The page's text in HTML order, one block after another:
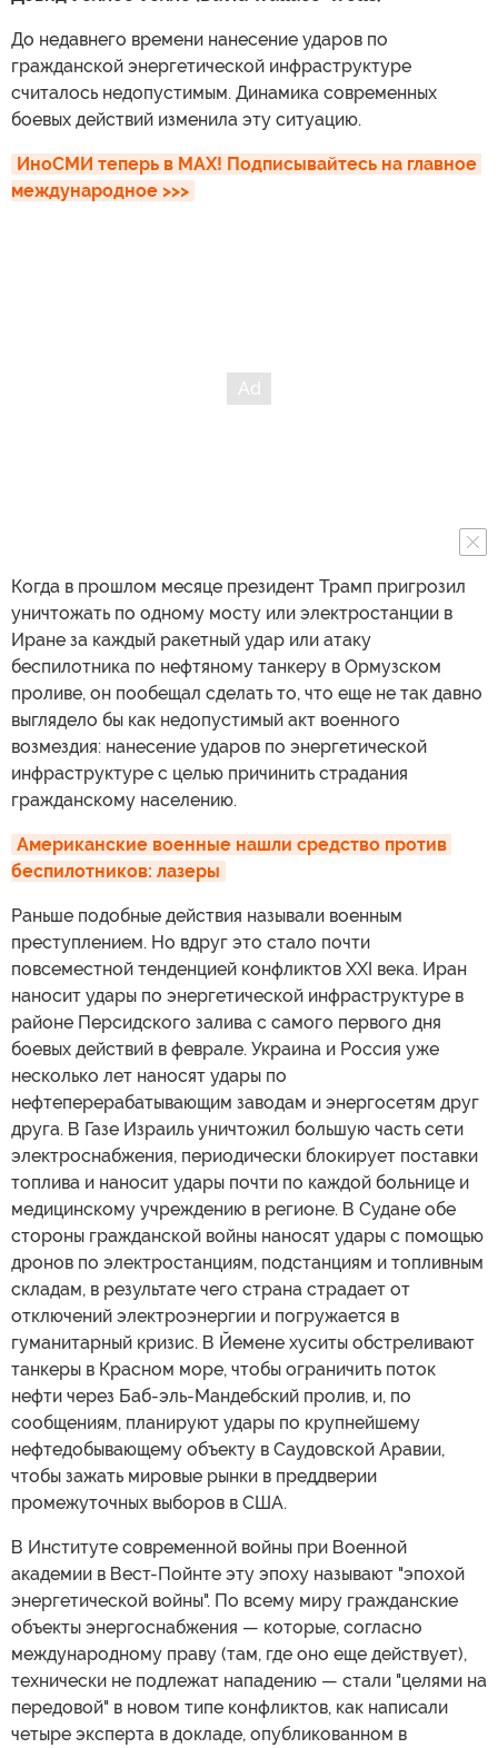
До недавнего времени нанесение ударов по
гражданской энергетической инфраструктуре
считалось недопустимым. Динамика современных
боевых действий изменила эту ситуацию.
ИноСМИ теперь в MAX! Подписывайтесь на главное
международное >>>
Когда в прошлом месяце президент Трамп пригрозил
уничтожать по одному мосту или электростанции в
Иране за каждый ракетный удар или атаку
беспилотника по нефтяному танкеру в Ормузском
проливе, он пообещал сделать то, что еще не так давно
выглядело бы как недопустимый акт военного
возмездия: нанесение ударов по энергетической
инфраструктуре с целью причинить страдания
гражданскому населению.
Американские военные нашли средство против
беспилотников: лазеры
Раньше подобные действия называли военным
преступлением. Но вдруг это стало почти
повсеместной тенденцией конфликтов XXI века. Иран
наносит удары по энергетической инфраструктуре в
районе Персидского залива с самого первого дня
боевых действий в феврале. Украина и Россия уже
несколько лет наносят удары по
нефтеперерабатывающим заводам и энергосетям друг
друга. В Газе Израиль уничтожил большую часть сети
электроснабжения, периодически блокирует поставки
топлива и наносит удары почти по каждой больнице и
медицинскому учреждению в регионе. В Судане обе
стороны гражданской войны наносят удары с помощью
дронов по электростанциям, подстанциям и топливным
складам, в результате чего страна страдает от
отключений электроэнергии и погружается в
гуманитарный кризис. В Йемене хуситы обстреливают
танкеры в Красном море, чтобы ограничить поток
нефти через Баб-эль-Мандебский пролив, и, по
сообщениям, планируют удары по крупнейшему
нефтедобывающему объекту в Саудовской Аравии,
чтобы зажать мировые рынки в преддверии
промежуточных выборов в США.
В Институте современной войны при Военной
академии в Вест-Пойнте эту эпоху называют "эпохой
энергетической войны". По всему миру гражданские
объекты энергоснабжения — которые, согласно
международному праву (там, где оно еще действует),
технически не подлежат нападению — стали "целями на
передовой" в новом типе конфликтов, как написали
четыре эксперта в докладе, опубликованном в